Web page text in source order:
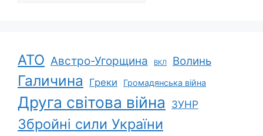
АТО Австро-Угорщина ВКЛ Волинь
Галичина Греки Громадянська війна
Друга світова війна ЗУНР
Збройні сили України